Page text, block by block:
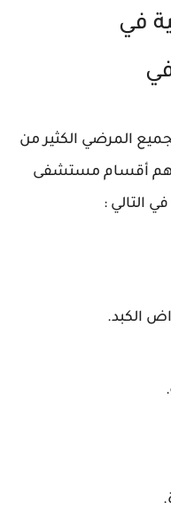
في
المرضي الكثير من
اهم أقسام مستشفى
التالي :
الكبد.